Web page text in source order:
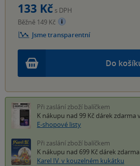
Do
133 Kč s DPH
Běžně 149 Kč
Jsme transparentní
Při zaslání zboží balíčkem
K nákupu nad 99 Kč dárek zdarma
E-shopové listy
Při zaslání zboží balíčkem
K nákupu nad 699 Kč dárek zdarma
Karel IV. v kouzelném kukátku